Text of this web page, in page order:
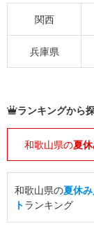
関西
兵庫県
ランキングから
和歌山県の夏
和歌山県の夏休
トランキング